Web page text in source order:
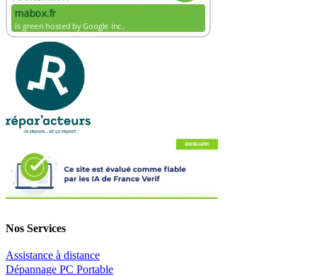
Nos Services
Assistance à distance
Dépannage PC Portable